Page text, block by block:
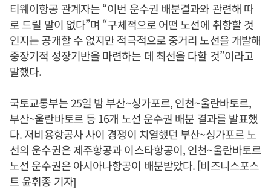
티웨이항공 관계자는 “이번 운수권 배분결과와 관련해 따
로 드릴 말이 없다”며 “구체적으로 어떤 노선에 취항할 것
인지는 공개할 수 없지만 적극적으로 중거리 노선을 개발해
중장기적 성장기반을 마련하는 데 최선을 다할 것”이라고
말했다.
국토교통부는 25일 밤 부산~싱가포르, 인천~울란바토르,
부산~울란바토르 등 16개 노선 운수권 배분 결과를 발표했
다. 저비용항공사 사이 경쟁이 치열했던 부산~싱가포르 노
선의 운수권은 제주항공과 이스타항공이, 인천~울란바토르
노선 운수권은 아시아나항공이 배분받았다. [비즈니스포스
트 윤휘종 기자]